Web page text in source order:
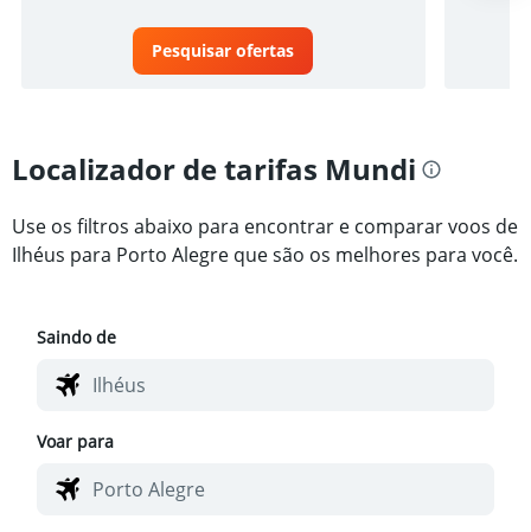
Pesquisar ofertas
Localizador de tarifas Mundi
Use os filtros abaixo para encontrar e comparar voos de
Ilhéus para Porto Alegre que são os melhores para você.
Saindo de
Voar para